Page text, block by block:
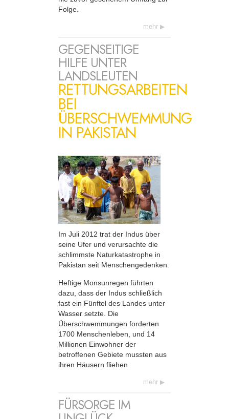
Folge.
mehr
GEGENSEITIGE
HILFE UNTER
LANDSLEUTEN
RETTUNGSARBEITEN
BEI
ÜBERSCHWEMMUNG
IN PAKISTAN
Im Juli 2012 trat der Indus über
seine Ufer und verursachte die
schlimmste Naturkatastrophe in
Pakistan seit Menschengedenken.
Heftige Monsunregen führten
dazu, dass der Indus schließlich
fast ein Fünftel des Landes unter
Wasser setzte. Die
Überschwemmungen forderten
1700 Menschenleben, und 14
Millionen Einwohner der
betroffenen Gebiete mussten aus
ihren Häusern fliehen.
mehr
FÜRSORGE IM